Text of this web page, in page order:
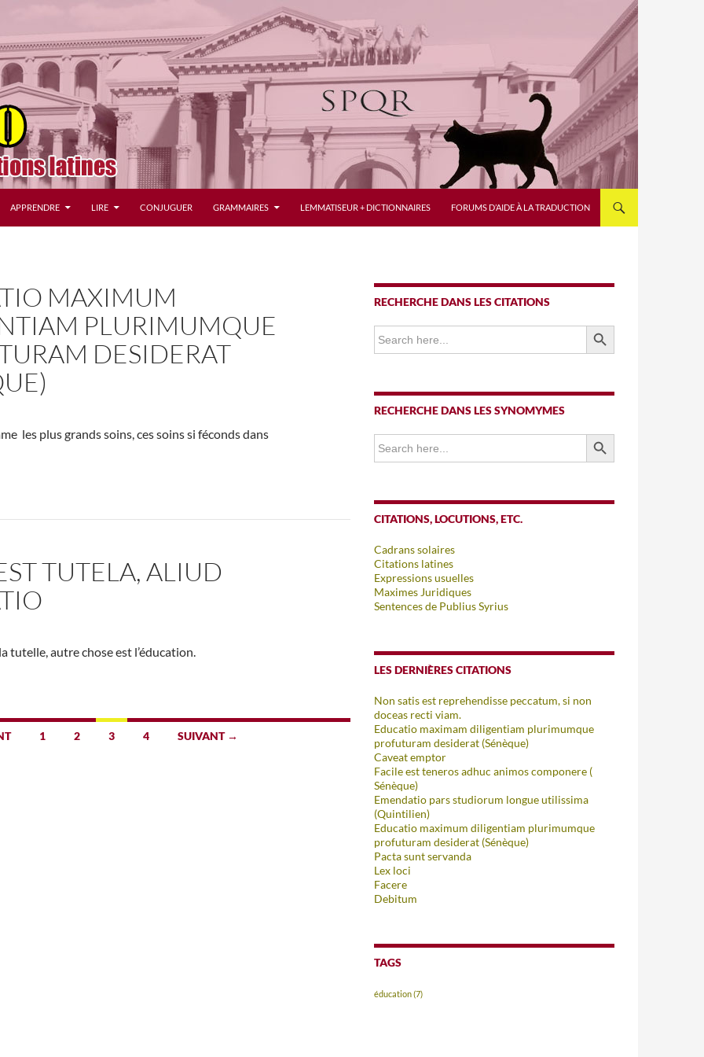
APPRENDRE LIRE CONJUGUER GRAMMAIRES LEMMATISEUR + DICTIONNAIRES FORUMS D’AIDE À LA TRADUCTION
MAXIMUM
PLURIMUMQUE
DESIDERAT
les plus grands soins, ces soins si féconds dans
TUTELA, ALIUD
tutelle, autre chose est l’éducation.
1 2 3 4 SUIVANT →
RECHERCHE DANS LES CITATIONS
Search
for:
SEARCH BUTTON
RECHERCHE DANS LES SYNOMYMES
Search
for:
SEARCH BUTTON
CITATIONS, LOCUTIONS, ETC.
Cadrans solaires
Citations latines
Expressions usuelles
Maximes Juridiques
Sentences de Publius Syrius
LES DERNIÈRES CITATIONS
Non satis est reprehendisse peccatum, si non
doceas recti viam.
Educatio maximam diligentiam plurimumque
profuturam desiderat (Sénèque)
Caveat emptor
Facile est teneros adhuc animos componere (
Sénèque)
Emendatio pars studiorum longue utilissima
(Quintilien)
Educatio maximum diligentiam plurimumque
profuturam desiderat (Sénèque)
Pacta sunt servanda
Lex loci
Facere
Debitum
TAGS
éducation(7)